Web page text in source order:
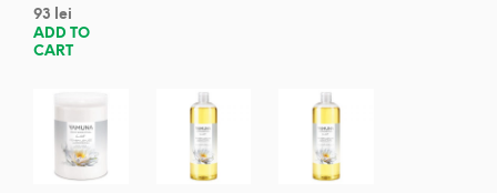
93
lei
ADD TO
CART